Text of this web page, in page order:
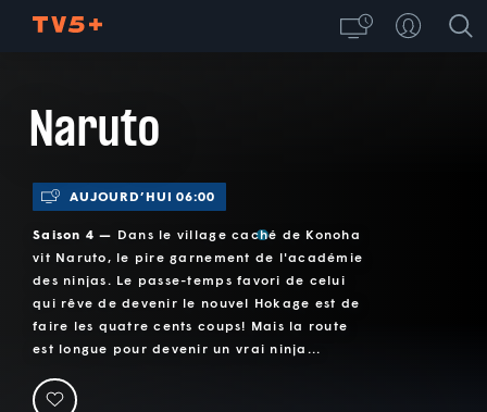
Naruto
AUJOURD’HUI 06:00
Saison 4 — Dans le village caché de Konoha
vit Naruto, le pire garnement de l'académie
des ninjas. Le passe-temps favori de celui
qui rêve de devenir le nouvel Hokage est de
faire les quatre cents coups! Mais la route
est longue pour devenir un vrai ninja...